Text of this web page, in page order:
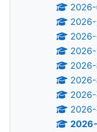
2026-
2026-
2026-
2026-
2026-
2026-
2026-